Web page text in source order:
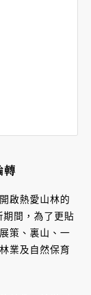
轉
啟熱愛山林的
期間，為了更貼
策、裏山、一
業及自然保育